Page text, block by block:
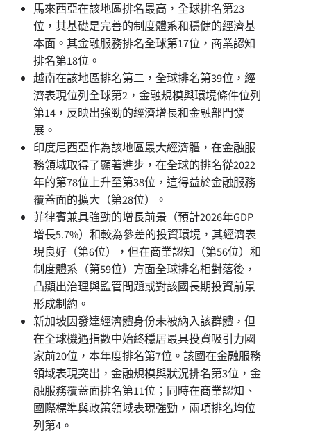
馬來西亞在該地區排名最高，全球排名第23
位，其基礎是完善的制度體系和穩健的經濟基
本面。其金融服務排名全球第17位，商業認知
排名第18位。
越南在該地區排名第二，全球排名第39位，經
濟表現位列全球第2，金融規模與環境條件位列
第14，反映出強勁的經濟增長和金融部門發
展。
印度尼西亞作為該地區最大經濟體，在金融服
務領域取得了顯著進步，在全球的排名從2022
年的第78位上升至第38位，這得益於金融服務
覆蓋面的擴大（第28位）。
菲律賓兼具強勁的增長前景（預計2026年GDP
增長5.7%）和較為參差的投資環境，其經濟表
現良好（第6位），但在商業認知（第56位）和
制度體系（第59位）方面全球排名相對落後，
凸顯出治理與監管問題或對該國長期投資前景
形成制約。
新加坡因發達經濟體身份未被納入該群體，但
在全球機遇指數中始終穩居最具投資吸引力國
家前20位，本年度排名第7位。該國在金融服務
領域表現突出，金融規模與狀況排名第3位，金
融服務覆蓋面排名第11位；同時在商業認知、
國際標準與政策領域表現強勁，兩項排名均位
列第4。